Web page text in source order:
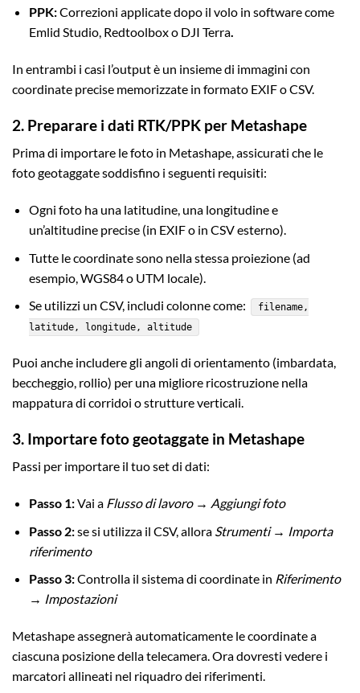
PPK:Correzioni applicate dopo il volo in software come
Emlid Studio, Redtoolbox o DJI Terra.
In entrambi i casi l’output è un insieme di immagini con
coordinate precise memorizzate in formato EXIF o CSV.
2. Preparare i dati RTK/PPK per Metashape
Prima di importare le foto in Metashape, assicurati che le
foto geotaggate soddisfino i seguenti requisiti:
Ogni foto ha una latitudine, una longitudine e
un’altitudine precise (in EXIF o in CSV esterno).
Tutte le coordinate sono nella stessa proiezione (ad
esempio, WGS84 o UTM locale).
Se utilizzi un CSV, includi colonne come:
filename,
latitude, longitude, altitude
Puoi anche includere gli angoli di orientamento (imbardata,
beccheggio, rollio) per una migliore ricostruzione nella
mappatura di corridoi o strutture verticali.
3. Importare foto geotaggate in Metashape
Passi per importare il tuo set di dati:
Passo 1:Vai a Flusso di lavoro → Aggiungi foto
Passo 2:se si utilizza il CSV, allora Strumenti → Importa
riferimento
Passo 3:Controlla il sistema di coordinate in Riferimento
→ Impostazioni
Metashape assegnerà automaticamente le coordinate a
ciascuna posizione della telecamera. Ora dovresti vedere i
marcatori allineati nel riquadro dei riferimenti.